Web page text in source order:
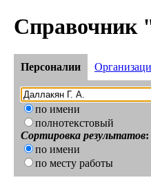
Справочник
Персоналии
по имени
полнотекстовый
Сортировка результатов:
по имени
по месту работы